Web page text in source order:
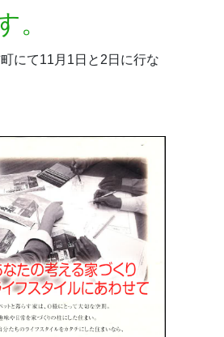
。
にて11月1日と2日に行な